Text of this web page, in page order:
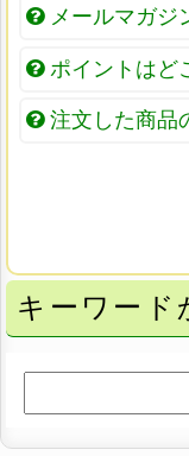
メールマガジ
ポイントはど
注文した商品
キーワード